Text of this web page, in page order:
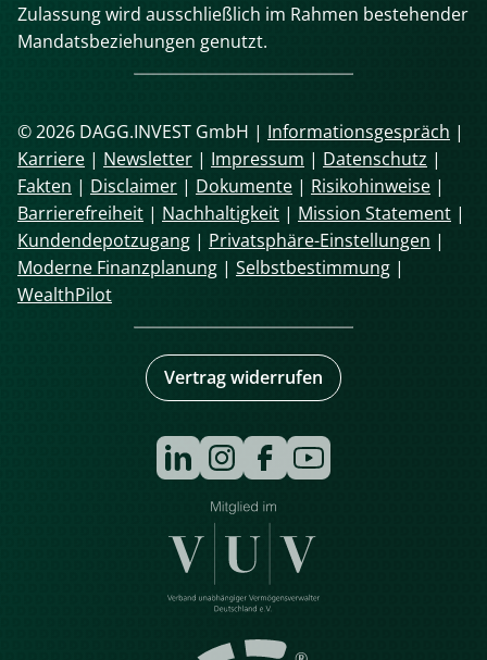
Zulassung wird ausschließlich im Rahmen bestehender
Mandatsbeziehungen genutzt.
© 2026 DAGG.INVEST GmbH | Informationsgespräch |
Karriere | Newsletter | Impressum | Datenschutz |
Fakten | Disclaimer | Dokumente | Risikohinweise |
Barrierefreiheit | Nachhaltigkeit | Mission Statement |
Kundendepotzugang | Privatsphäre-Einstellungen |
Moderne Finanzplanung | Selbstbestimmung |
WealthPilot
Vertrag widerrufen
Navigation
überspringen